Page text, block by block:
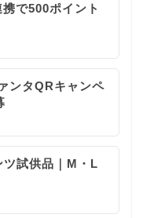
で500ポイント
ンタQRキャンペ
ツ試供品｜M・L